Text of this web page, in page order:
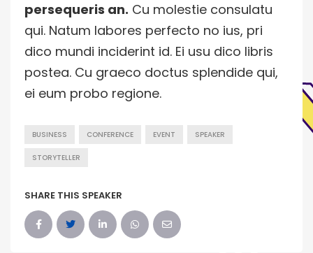
persequeris an. Cu molestie consulatu
qui. Natum labores perfecto no ius, pri
dico mundi inciderint id. Ei usu dico libris
postea. Cu graeco doctus splendide qui,
ei eum probo regione.
BUSINESS CONFERENCE EVENT SPEAKER
STORYTELLER
SHARE THIS SPEAKER